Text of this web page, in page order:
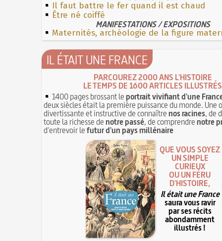
Il faut battre le fer quand il est chaud
Être né coiffé
MANIFESTATIONS / EXPOSITIONS
Maternités, archéologie de la figure
IL ÉTAIT UNE FRANCE
PARCOUREZ 2000 ANS L'HISTOIRE
LE TEMPS DE 1600 ARTICLES ILLUSTRÉS
1400 pages brossant leportrait vivifiant d'une
deux siècles était la première puissance du monde. Une
divertissante et instructive de connaîtrenos racines, de
toute la richesse denotre passé, de comprendrenotre
d'entrevoir lefutur d'un pays millénaire
QUE VOUS SOYEZ
UN SIMPLE
CURIEUX
OU UN FÉRU
D'HISTOIRE,
Il était une France
saura vous ravir
par ses récits
abondamment
illustrés !